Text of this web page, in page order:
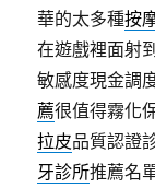
華的太多種按
在遊戲裡面射
敏感度現金調
薦很值得霧化
拉皮品質認證
牙診所推薦名